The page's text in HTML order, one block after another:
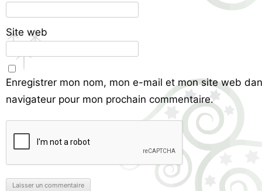
Site web
Enregistrer mon nom, mon e-mail et mon site web
navigateur pour mon prochain commentaire.